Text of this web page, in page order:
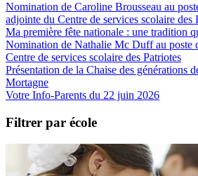
Nomination de Caroline Brousseau au
adjointe du Centre de services scolaire des
Ma première fête nationale : une tradition
Nomination de Nathalie Mc Duff au poste
Centre de services scolaire des Patriotes
Présentation de la Chaise des générations
Mortagne
Votre Info-Parents du 22 juin 2026
Filtrer par école